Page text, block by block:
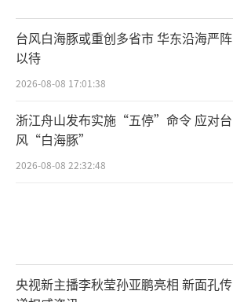
台风白海豚或重创多省市 华东沿海严阵
以待
2026-08-08 17:01:38
浙江舟山发布实施“五停”命令 应对台
风“白海豚”
2026-08-08 22:32:48
央视新主播李秋莹孙亚鹏亮相 新面孔传